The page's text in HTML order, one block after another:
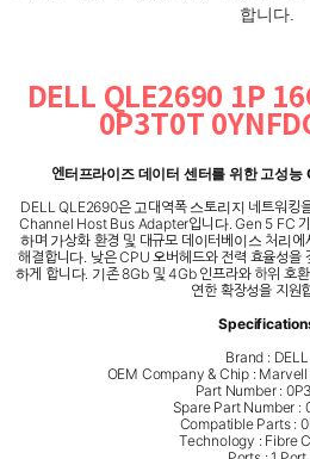
합니다.
DELL QLE2690 1P
0P3T0T
엔터프라이즈 데이터 센터를 위한 고성
DELL QLE2690은 고대역폭 스토리지 네트워킹
Channel Host Bus Adapter입니다. Gen 5 FC
하며 가상화 환경 및 대규모 데이터베이스 처리에
해결합니다. 낮은 CPU 오버헤드와 전력 효율성을
하게 합니다. 기존 8Gb 및 4Gb 인프라와 하위 호
연한 확장성을 지원
Brand : DELL
OEM Company & Chip :
Part Number :
Spare Part Number :
Compatible Parts :
Technology : Fibre